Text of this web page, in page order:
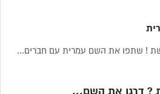
! שתפו את השם עמרית עם חברים...
? דרגו את השם...